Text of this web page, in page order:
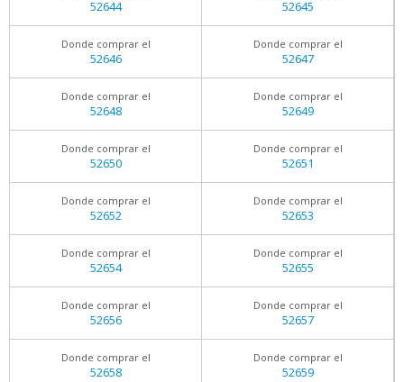
52644 52645
Donde comprar el
52646
Donde comprar el
52647
Donde comprar el
52648
Donde comprar el
52649
Donde comprar el
52650
Donde comprar el
52651
Donde comprar el
52652
Donde comprar el
52653
Donde comprar el
52654
Donde comprar el
52655
Donde comprar el
52656
Donde comprar el
52657
Donde comprar el
52658
Donde comprar el
52659